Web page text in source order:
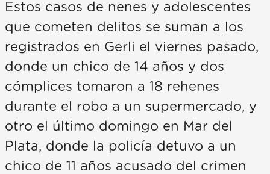
Estos casos de nenes y adolescentes
que cometen delitos se suman a los
registrados en Gerli el viernes pasado,
donde un chico de 14 años y dos
cómplices tomaron a 18 rehenes
durante el robo a un supermercado, y
otro el último domingo en Mar del
Plata, donde la policía detuvo a un
chico de 11 años acusado del crimen